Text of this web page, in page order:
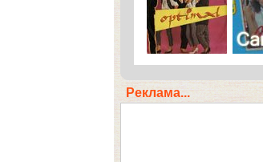
Реклама...